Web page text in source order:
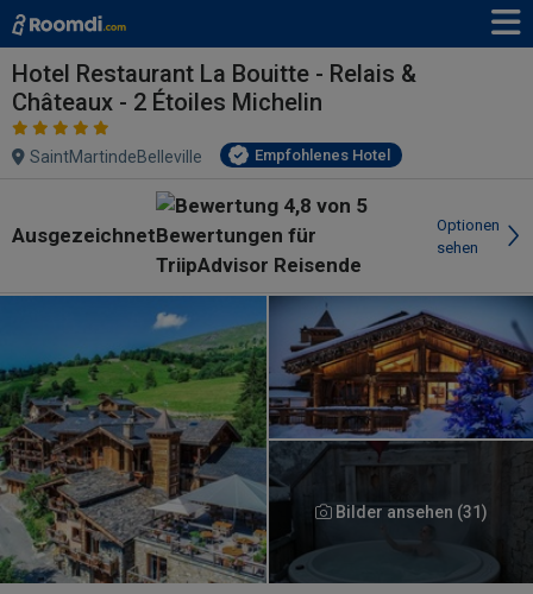
Hotel Restaurant La Bouitte - Relais &
Châteaux - 2 Étoiles Michelin
SaintMartindeBelleville Empfohlenes Hotel
Ausgezeichnet
Optionen
sehen
Bilder ansehen (31)